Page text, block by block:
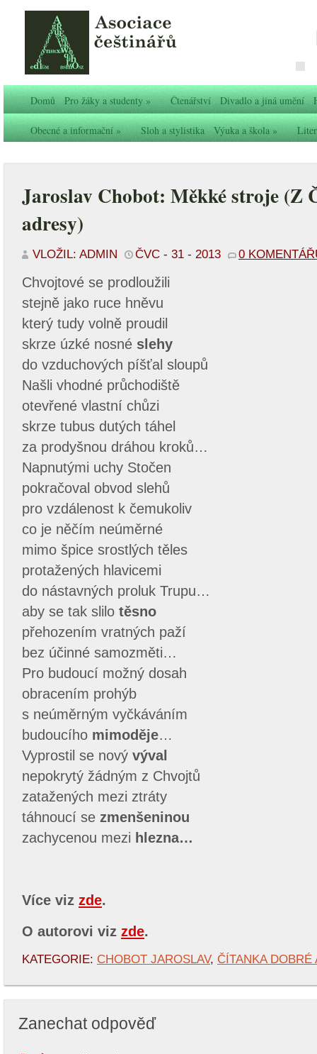
Domů Pro žáky a studenty» Čtenářství Divadlo a jiná umění
Obecné a informační» Sloh a stylistika Výuka a škola»
Jaroslav Chobot: Měkké stroje (Z
adresy)
VLOŽIL: ADMIN ČVC - 31 - 2013 0
Chvojtové se prodloužili
stejně jako ruce hněvu
který tudy volně proudil
skrze úzké nosné slehy
do vzduchových píšťal sloupů
Našli vhodné průchodiště
otevřené vlastní chůzi
skrze tubus dutých táhel
za prodyšnou dráhou kroků…
Napnutými uchy Stočen
pokračoval obvod slehů
pro vzdálenost k čemukoliv
co je něčím neúměrné
mimo špice srostlých těles
protažených hlavicemi
do nástavných proluk Trupu…
aby se tak slilo těsno
přehozením vratných paží
bez účinné samozměti…
Pro budoucí možný dosah
obracením prohýb
s neúměrným vyčkáváním
budoucího mimoděje…
Vyprostil se nový výval
nepokrytý žádným z Chvojtů
zatažených mezi ztráty
táhnoucí se zmenšeninou
zachycenou mezi hlezna…
Více viz zde.
O autorovi viz zde.
KATEGORIE: CHOBOT JAROSLAV, ČÍTANKA DOBRÉ
Zanechat odpověď